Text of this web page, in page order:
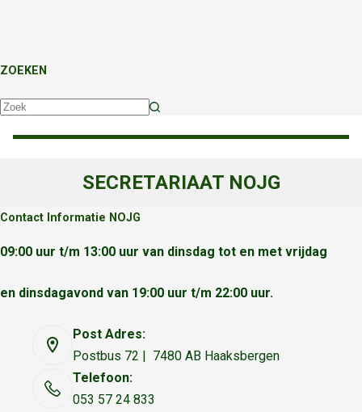
ZOEKEN
SECRETARIAAT NOJG
Contact Informatie NOJG
09:00 uur t/m 13:00 uur van dinsdag tot en met vrijdag
en dinsdagavond van 19:00 uur t/m 22:00 uur.
Post Adres:
Postbus 72 | 7480 AB Haaksbergen
Telefoon:
053 57 24 833